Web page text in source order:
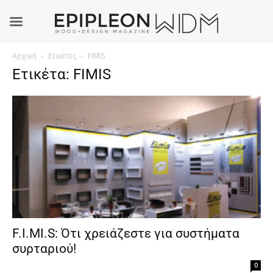
Αρχική Ετικέτες FIMIS
Ετικέτα: FIMIS
F.I.MI.S: Ότι χρειάζεστε για συστήματα
συρταριού!
0